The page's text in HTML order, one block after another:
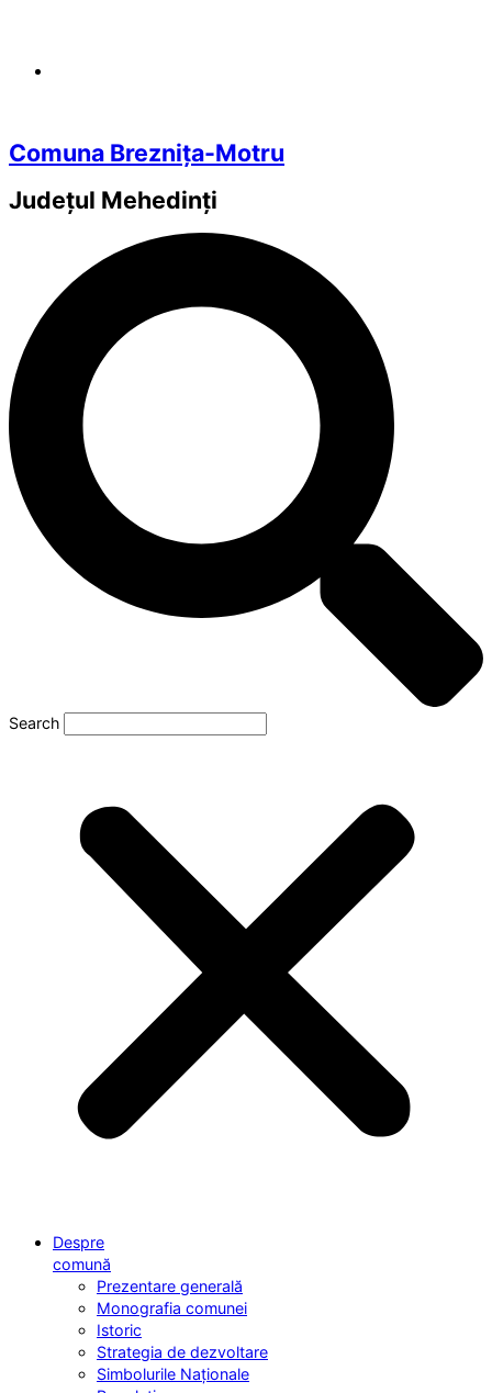
Comuna Breznița-Motru
Județul Mehedinți
Search
Despre
comună
Prezentare generală
Monografia comunei
Istoric
Strategia de dezvoltare
Simbolurile Naționale